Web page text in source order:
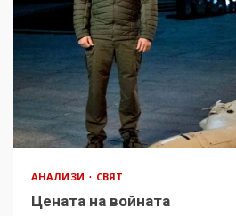
АНАЛИЗИ СВЯТ
Цената на войната